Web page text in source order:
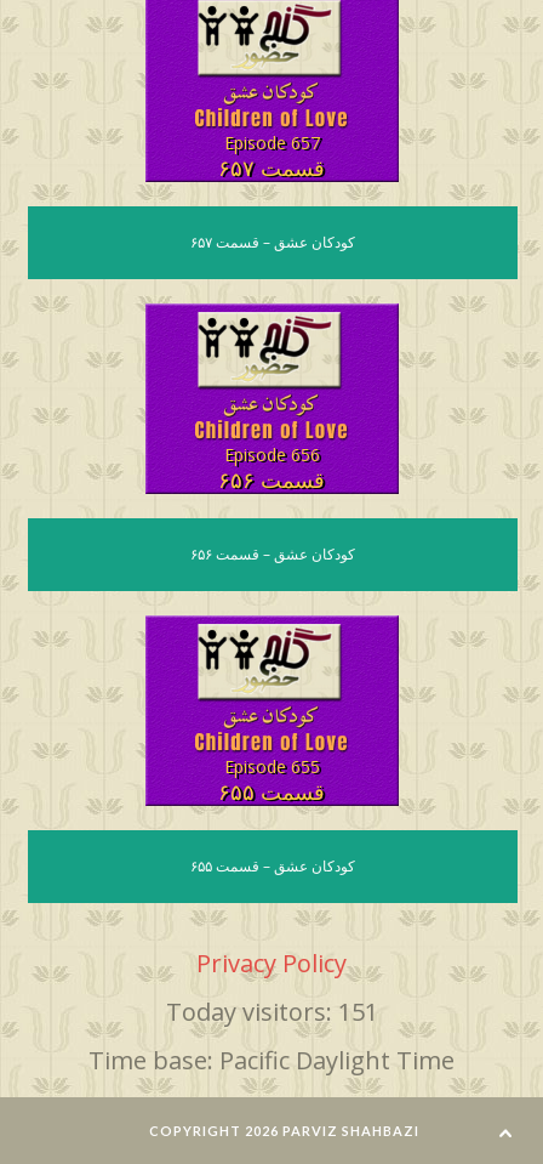
Episode 657
قسمت ۶۵۷
کودکان عشق – قسمت ۶۵۷
Episode 656
قسمت ۶۵۶
کودکان عشق – قسمت ۶۵۶
Episode 655
قسمت ۶۵۵
کودکان عشق – قسمت ۶۵۵
Privacy Policy
Today visitors: 151
Time base: Pacific Daylight Time
COPYRIGHT 2026 PARVIZ SHAHBAZI